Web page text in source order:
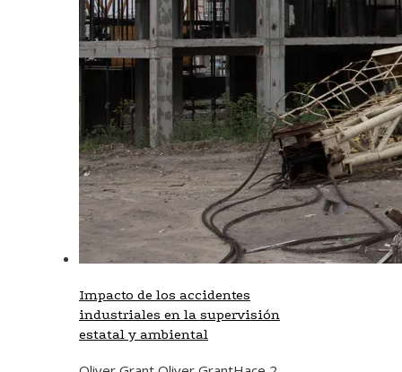
Impacto de los accidentes
industriales en la supervisión
estatal y ambiental